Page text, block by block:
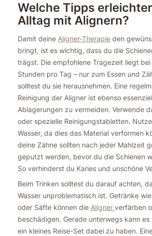
Welche Tipps
Alltag mit Alignern?
Damit deine Aligner-Therapieden
bringt, ist es wichtig, dass du die
trägst. Die empfohlene Tragezeit liegt
Stunden pro Tag – nur zum Essen und
solltest du sie herausnehmen. Eine
Reinigung der Aligner ist ebenso
Ablagerungen zu vermeiden. Verwende
oder spezielle Reinigungstabletten.
Wasser, da dies das Material verformen
deine Zähne sollten nach jeder Mahlzeit
geputzt werden, bevor du die Schienen
So verhinderst du Karies und unschöne
Beim Trinken solltest du darauf achten,
Wasser unproblematisch ist. Getränke
oder Säfte können die Aligner verfärben
beschädigen. Gerade unterwegs kann es
ein kleines Reise-Set dabei zu haben.